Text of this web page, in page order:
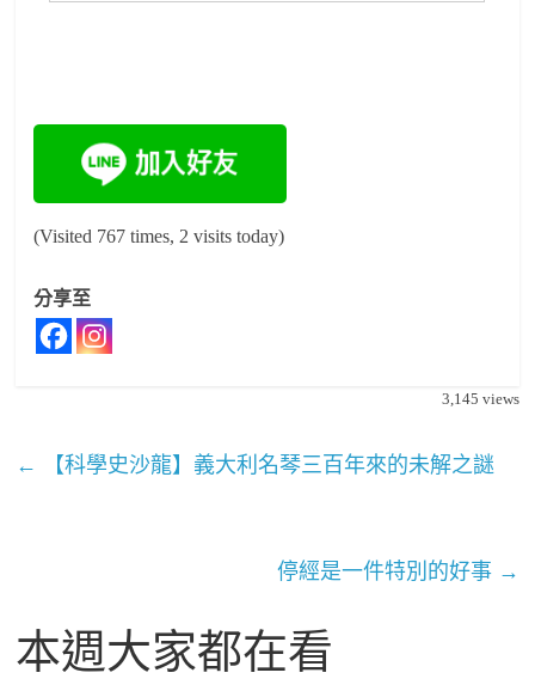
(Visited 767 times, 2 visits today)
分享至
3,145 views
← 【科學史沙龍】義大利名琴三百年來的未解之謎
停經是一件特別的好事 →
本週大家都在看